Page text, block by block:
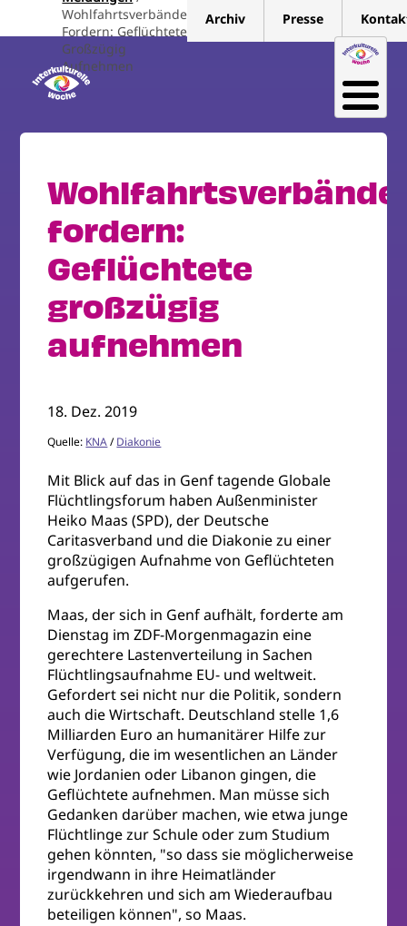
Wohlfahrtsverbände
Fordern: Geflüchtete
Großzügig
Aufnehmen
Archiv Presse
Wohlfahrtsverbände
fordern:
Geflüchtete
großzügig
aufnehmen
18. Dez. 2019
Quelle: KNA/Diakonie
Mit Blick auf das in Genf tagende Globale
Flüchtlingsforum haben Außenminister
Heiko Maas (SPD), der Deutsche
Caritasverband und die Diakonie zu einer
großzügigen Aufnahme von Geflüchteten
aufgerufen.
Maas, der sich in Genf aufhält, forderte am
Dienstag im ZDF-Morgenmagazin eine
gerechtere Lastenverteilung in Sachen
Flüchtlingsaufnahme EU- und weltweit.
Gefordert sei nicht nur die Politik, sondern
auch die Wirtschaft. Deutschland stelle 1,6
Milliarden Euro an humanitärer Hilfe zur
Verfügung, die im wesentlichen an Länder
wie Jordanien oder Libanon gingen, die
Geflüchtete aufnehmen. Man müsse sich
Gedanken darüber machen, wie etwa junge
Flüchtlinge zur Schule oder zum Studium
gehen könnten, "so dass sie möglicherweise
irgendwann in ihre Heimatländer
zurückkehren und sich am Wiederaufbau
beteiligen können", so Maas.